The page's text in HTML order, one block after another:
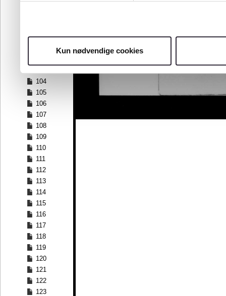
Kun nødvendige cookies
97
100
104
105
106
107
108
109
110
111
112
113
114
115
116
117
118
119
120
121
122
123